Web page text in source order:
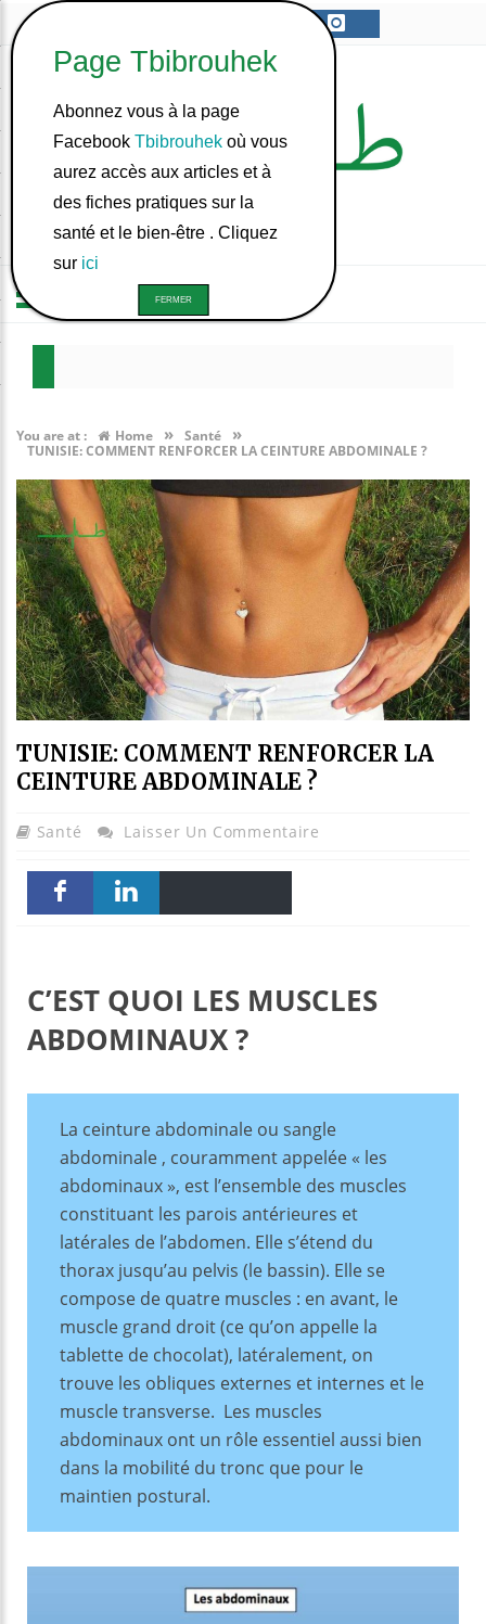
You are at : Home » Santé »
TUNISIE: COMMENT RENFORCER LA CEINTURE ABDOMINALE ?
TUNISIE: COMMENT RENFORCER LA
CEINTURE ABDOMINALE ?
Santé Laisser Un Commentaire
C’EST QUOI LES MUSCLES
ABDOMINAUX ?
La ceinture abdominale ou sangle
abdominale , couramment appelée « les
abdominaux », est l’ensemble des muscles
constituant les parois antérieures et
latérales de l’abdomen. Elle s’étend du
thorax jusqu’au pelvis (le bassin). Elle se
compose de quatre muscles : en avant, le
muscle grand droit (ce qu’on appelle la
tablette de chocolat), latéralement, on
trouve les obliques externes et internes et le
muscle transverse. Les muscles
abdominaux ont un rôle essentiel aussi bien
dans la mobilité du tronc que pour le
maintien postural.
Abonnez vous à la page
Facebook Tbibrouhek où vous
aurez accès aux articles et à
des fiches pratiques sur la
santé et le bien-être . Cliquez
sur ici